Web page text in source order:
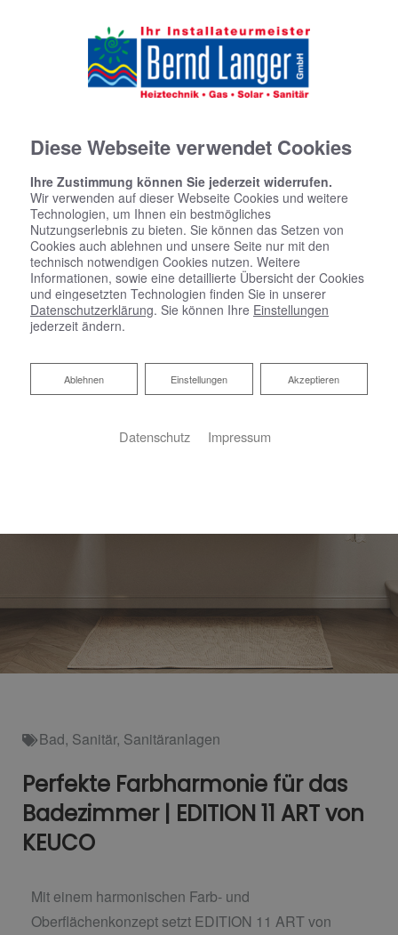
Bad, Sanitär, Sanitäranlagen
Perfekte Farbharmonie für das
Badezimmer | EDITION 11 ART von
KEUCO
Mit einem harmonischen Farb- und
Oberflächenkonzept setzt EDITION 11 ART von
Diese Webseite verwendet Cookies
Ihre Zustimmung können Sie jederzeit widerrufen.
Wir verwenden auf dieser Webseite Cookies und weitere
Technologien, um Ihnen ein bestmögliches
Nutzungserlebnis zu bieten. Sie können das Setzen von
Cookies auch ablehnen und unsere Seite nur mit den
technisch notwendigen Cookies nutzen. Weitere
Informationen, sowie eine detaillierte Übersicht der Cookies
und eingesetzten Technologien finden Sie in unserer
Datenschutzerklärung. Sie können Ihre Einstellungen
jederzeit ändern.
Akzeptieren
Einstellungen
Ablehnen
Ablehnen
Datenschutz Impressum